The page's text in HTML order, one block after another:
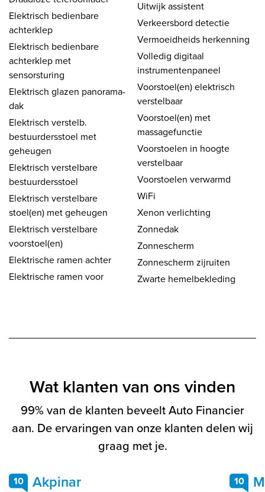
Elektrisch bedienbare
achterklep
Elektrisch bedienbare
achterklep met
sensorsturing
Elektrisch glazen panorama-
dak
Elektrisch verstelb.
bestuurdersstoel met
geheugen
Elektrisch verstelbare
bestuurdersstoel
Elektrisch verstelbare
stoel(en) met geheugen
Elektrisch verstelbare
voorstoel(en)
Elektrische ramen achter
Elektrische ramen voor
Uitwijk assistent
Verkeersbord detectie
Vermoeidheids herkenning
Volledig digitaal
instrumentenpaneel
Voorstoel(en) elektrisch
verstelbaar
Voorstoel(en) met
massagefunctie
Voorstoelen in hoogte
verstelbaar
Voorstoelen verwarmd
WiFi
Xenon verlichting
Zonnedak
Zonnescherm
Zonnescherm zijruiten
Zwarte hemelbekleding
Wat klanten van ons vinden
99% van de klanten beveelt Auto Financier
aan. De ervaringen van onze klanten delen wij
graag met je.
10 Akpinar 10